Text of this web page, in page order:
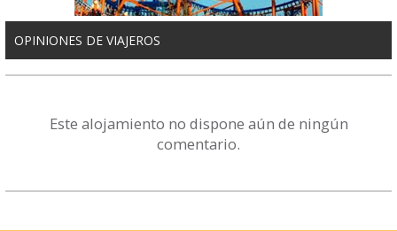
OPINIONES DE VIAJEROS
Este alojamiento no dispone aún de ningún
comentario.